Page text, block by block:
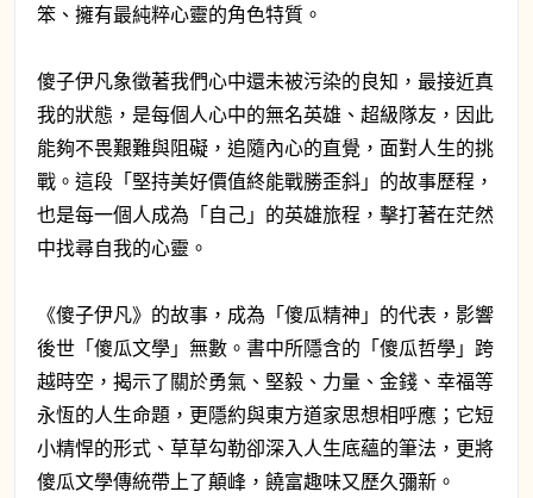
笨、擁有最純粹心靈的角色特質。
傻子伊凡象徵著我們心中還未被污染的良知，最接近真
我的狀態，是每個人心中的無名英雄、超級隊友，因此
能夠不畏艱難與阻礙，追隨內心的直覺，面對人生的挑
戰。這段「堅持美好價值終能戰勝歪斜」的故事歷程，
也是每一個人成為「自己」的英雄旅程，擊打著在茫然
中找尋自我的心靈。
《傻子伊凡》的故事，成為「傻瓜精神」的代表，影響
後世「傻瓜文學」無數。書中所隱含的「傻瓜哲學」跨
越時空，揭示了關於勇氣、堅毅、力量、金錢、幸福等
永恆的人生命題，更隱約與東方道家思想相呼應；它短
小精悍的形式、草草勾勒卻深入人生底蘊的筆法，更將
傻瓜文學傳統帶上了顛峰，饒富趣味又歷久彌新。